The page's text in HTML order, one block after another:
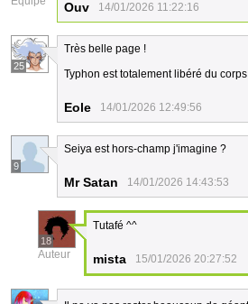
Ouv 14/01/2026 11:22:16
25
Très belle page !
Typhon est totalement libéré du
Eole 14/01/2026 12:49:56
9
Seiya est hors-champ j'imagine ?
Mr Satan 14/01/2026 14:43:53
18
Auteur
Tutafé ^^
mista 15/01/2026 20:27:52